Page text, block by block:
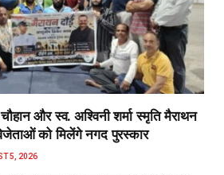
और स्व. अश्विनी शर्मा स्मृति मैराथन
को मिलेंगे नगद पुरस्कार
5, 2026